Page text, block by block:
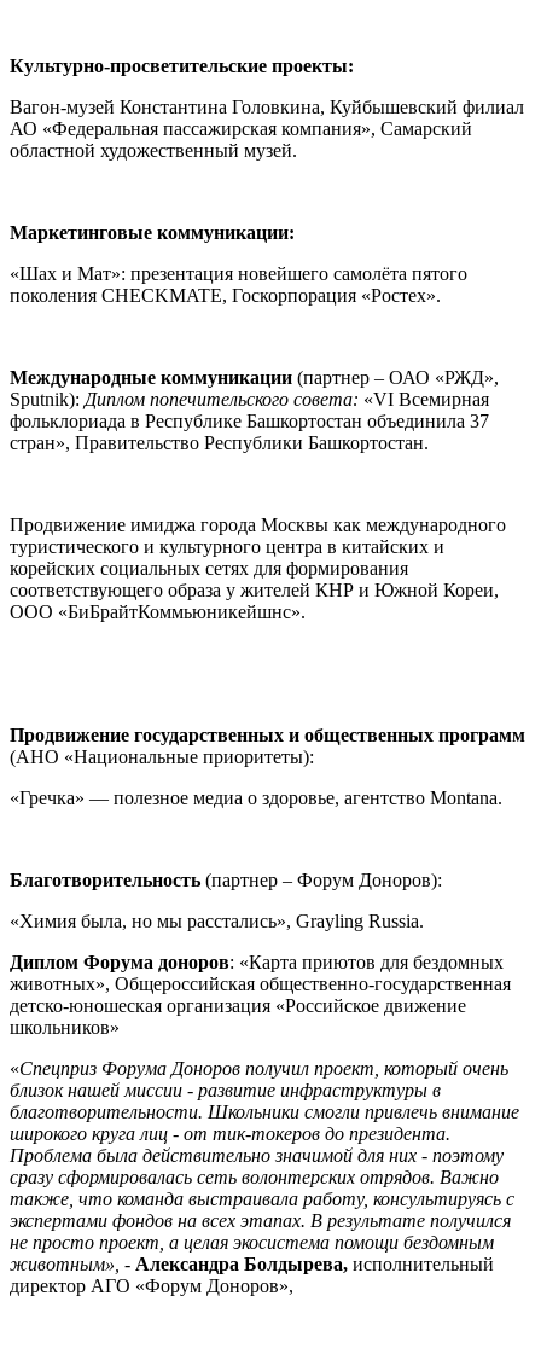
Культурно-просветительские проекты:
Вагон-музей Константина Головкина, Куйбышевский филиал
АО «Федеральная пассажирская компания», Самарский
областной художественный музей.
Маркетинговые коммуникации:
«Шах и Мат»: презентация новейшего самолёта пятого
поколения CHECKMATE, Госкорпорация «Ростех».
Международные коммуникации (партнер – ОАО «РЖД»,
Sputnik): Диплом попечительского совета: «VI Всемирная
фольклориада в Республике Башкортостан объединила 37
стран», Правительство Республики Башкортостан.
Продвижение имиджа города Москвы как международного
туристического и культурного центра в китайских и
корейских социальных сетях для формирования
соответствующего образа у жителей КНР и Южной Кореи,
ООО «БиБрайтКоммьюникейшнс».
Продвижение государственных и общественных программ
(АНО «Национальные приоритеты):
«Гречка» — полезное медиа о здоровье, агентство Montana.
Благотворительность (партнер – Форум Доноров):
«Химия была, но мы расстались», Grayling Russia.
Диплом Форума доноров: «Карта приютов для бездомных
животных», Общероссийская общественно-государственная
детско-юношеская организация «Российское движение
школьников»
«Спецприз Форума Доноров получил проект, который очень
близок нашей миссии - развитие инфраструктуры в
благотворительности. Школьники смогли привлечь внимание
широкого круга лиц - от тик-токеров до президента.
Проблема была действительно значимой для них - поэтому
сразу сформировалась сеть волонтерских отрядов. Важно
также, что команда выстраивала работу, консультируясь с
экспертами фондов на всех этапах. В результате получился
не просто проект, а целая экосистема помощи бездомным
животным», - Александра Болдырева, исполнительный
директор АГО «Форум Доноров»,